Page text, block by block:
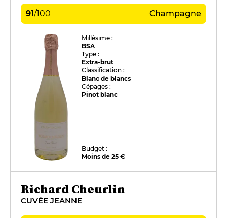
91/100 Champagne
Millésime :
BSA
Type :
Extra-brut
Classification :
Blanc de blancs
Cépages :
Pinot blanc
Budget :
Moins de 25 €
Richard Cheurlin
CUVÉE JEANNE